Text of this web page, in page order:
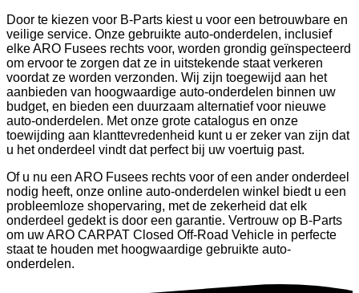
Door te kiezen voor B-Parts kiest u voor een betrouwbare en
veilige service. Onze gebruikte auto-onderdelen, inclusief
elke ARO Fusees rechts voor, worden grondig geïnspecteerd
om ervoor te zorgen dat ze in uitstekende staat verkeren
voordat ze worden verzonden. Wij zijn toegewijd aan het
aanbieden van hoogwaardige auto-onderdelen binnen uw
budget, en bieden een duurzaam alternatief voor nieuwe
auto-onderdelen. Met onze grote catalogus en onze
toewijding aan klanttevredenheid kunt u er zeker van zijn dat
u het onderdeel vindt dat perfect bij uw voertuig past.
Of u nu een ARO Fusees rechts voor of een ander onderdeel
nodig heeft, onze online auto-onderdelen winkel biedt u een
probleemloze shopervaring, met de zekerheid dat elk
onderdeel gedekt is door een garantie. Vertrouw op B-Parts
om uw ARO CARPAT Closed Off-Road Vehicle in perfecte
staat te houden met hoogwaardige gebruikte auto-
onderdelen.